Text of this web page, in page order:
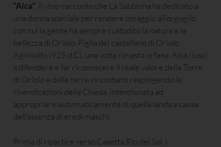
“Aica” , il vino-racconto che La Sabbiona ha dedicato a
una donna speciale per rendere omaggio all’orgoglio
con cui la gente ha sempre custodito la natura e la
bellezza di Oriolo. Figlia del castellano di Oriolo
Aghinolfo (925 d.C), una volta rimasta orfana, Aica riuscì
a difendere e far riconoscere il reale valore della Torre
di Oriolo e delle terre circostanti respingendo le
rivendicazioni della Chiesa, intenzionata ad
appropriarsi automaticamente di quella landa a causa
dell’assenza di eredi maschi.
Prima di ripartire verso Casetta Rio del Sol, i